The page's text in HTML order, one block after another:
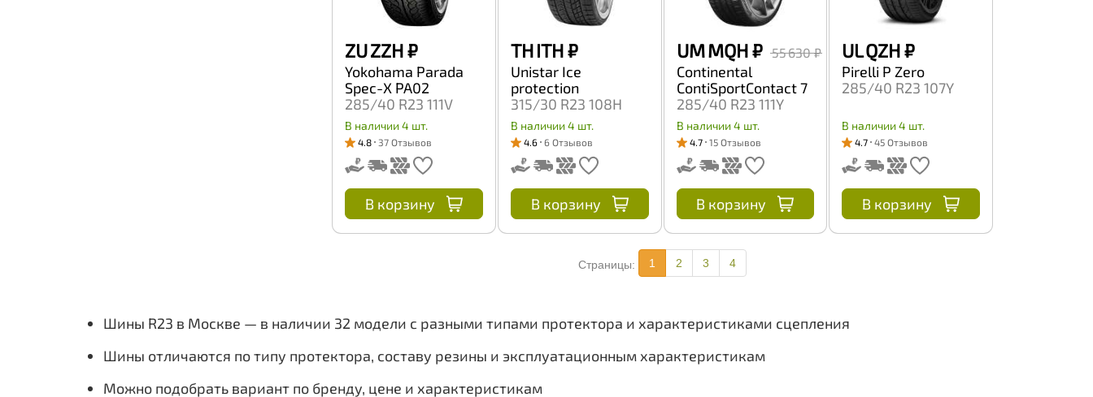
RockBlade
Rotalla
Rydanz
ZU ZZH₽
Yokohama Parada
Spec-X PA02
285/40 R23 111V
В наличии 4 шт.
4.8 37 Отзывов
В корзину
TH ITH₽
Unistar Ice
protection
315/30 R23 108H
В наличии 4 шт.
4.6 6 Отзывов
В корзину
UM MQH₽ 55 630 ₽
Continental
ContiSportContact 7
285/40 R23 111Y
В наличии 4 шт.
4.7 15 Отзывов
В корзину
UL QZH₽
Pirelli P Zero
285/40 R23 107Y
В наличии 4 шт.
4.7 45 Отзывов
В корзину
Страницы: 1 2 3 4
Шины R23 в Москве — в наличии 32 модели с разными типами протектора и характеристиками сцепления
Шины отличаются по типу протектора, составу резины и эксплуатационным характеристикам
Можно подобрать вариант по бренду, цене и характеристикам